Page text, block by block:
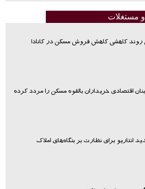
و مستغلات
روند کاهشی کاهش فروش مسکن در کانادا
اقتصادی خریداران بالقوه مسکن را مردد کرده
انتاریو برای نظارت بر بنگاه‌های املاک